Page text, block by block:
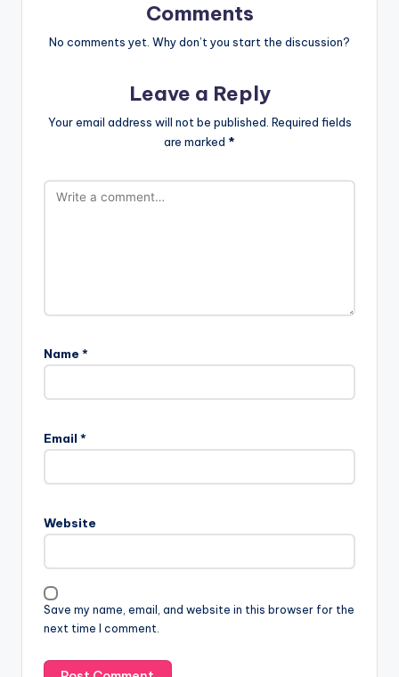
Comments
No comments yet. Why don’t you start the discussion?
Leave a Reply
Your email address will not be published. Required fields
are marked *
Name *
Email *
Website
Save my name, email, and website in this browser for the
next time I comment.